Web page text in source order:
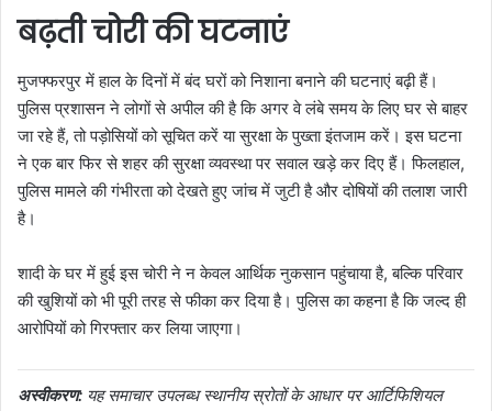
बढ़ती चोरी की घटनाएं
मुजफ्फरपुर में हाल के दिनों में बंद घरों को निशाना बनाने की घटनाएं बढ़ी हैं।
पुलिस प्रशासन ने लोगों से अपील की है कि अगर वे लंबे समय के लिए घर से बाहर
जा रहे हैं, तो पड़ोसियों को सूचित करें या सुरक्षा के पुख्ता इंतजाम करें। इस घटना
ने एक बार फिर से शहर की सुरक्षा व्यवस्था पर सवाल खड़े कर दिए हैं। फिलहाल,
पुलिस मामले की गंभीरता को देखते हुए जांच में जुटी है और दोषियों की तलाश जारी
है।
शादी के घर में हुई इस चोरी ने न केवल आर्थिक नुकसान पहुंचाया है, बल्कि परिवार
की खुशियों को भी पूरी तरह से फीका कर दिया है। पुलिस का कहना है कि जल्द ही
आरोपियों को गिरफ्तार कर लिया जाएगा।
अस्वीकरण: यह समाचार उपलब्ध स्थानीय स्रोतों के आधार पर आर्टिफिशियल